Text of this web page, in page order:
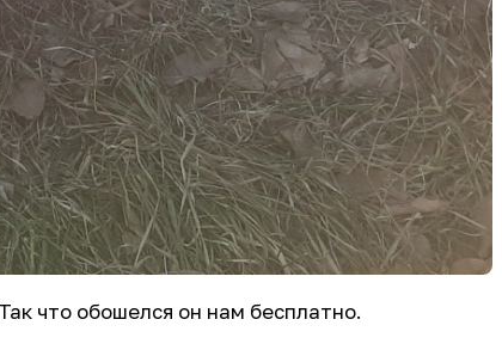
что обошелся он нам бесплатно.